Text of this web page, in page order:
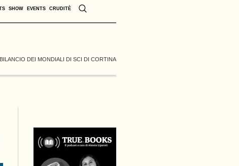
SHOW EVENTS CRUDITÈ
DEI MONDIALI DI SCI DI CORTINA